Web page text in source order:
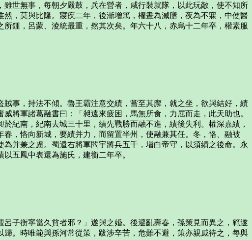
世無事，每朝夕嚴鼓，兵在營者，咸行裝就隊，以此玩敵，使不知所
，莫與比隆。寢疾二年，後漸增篤，權晝為減膳，夜為不寐，中使醫
鍾，呂蒙、淩統最重，然其次矣。年六十八，赤烏十二年卒，權素服
事，持法不傾。魯王霸注意交績，嘗至其廨，就之坐，欲與結好，績
將軍諸葛融書曰：「昶遠來疲困，馬無所食，力屈而走，此天助也。
紀南，紀南去城三十里，績先戰勝而融不進，績後失利。權深嘉績，
，恪向新城，要績并力，而留置半州，使融兼其任。冬，恪、融被
并兼之慮。蜀遣右將軍閻宇將兵五千，增白帝守，以須績之後命。永
五鳳中表還為施氏，建衡二年卒。
子衡寧當久貧者邪？」遂與之婚。後避亂壽春，孫策見而異之，範遂
。時唯範與孫河常從策，跋涉辛苦，危難不避，策亦親戚待之，每與